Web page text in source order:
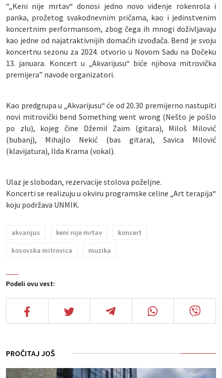
Podeli ovu vest:
“„Keni nije mrtav“ donosi jedno novo viđenje rokenrola i
panka, prožetog svakodnevnim pričama, kao i jedinstvenim
koncertnim performansom, zbog čega ih mnogi doživljavaju
kao jedne od najatraktivnijih domaćih izvođača. Bend je svoju
koncertnu sezonu za 2024. otvorio u Novom Sadu na Dočeku
13. januara. Koncert u „Akvarijusu“ biće njihova mitrovička
premijera” navode organizatori.
Kao predgrupa u „Akvarijusu“ će od 20.30 premijerno nastupiti
novi mitrovički bend Something went wrong (Nešto je pošlo
po zlu), kojeg čine Džemil Zaim (gitara), Miloš Milović
(bubanj), Mihajlo Nekić (bas gitara), Savica Milović
(klavijatura), Ilda Krama (vokal).
Ulaz je slobodan, rezervacije stolova poželjne.
Koncerti se realizuju u okviru programske celine „Art terapija“
koju podržava UNMIK.
akvarijus keni nije mrtav
koncert
kosovska mitrovica
muzika
PROČITAJ JOŠ